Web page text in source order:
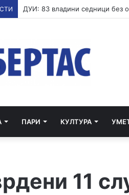
Постапка против едно лице за
ПАРИ КУЛТУРА
11